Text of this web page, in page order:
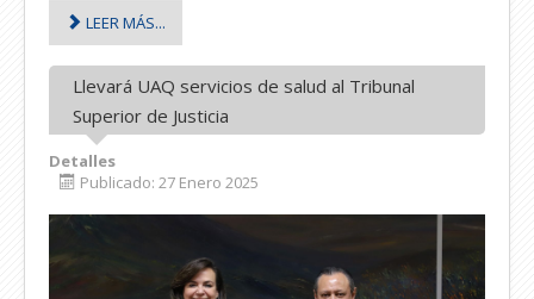
LEER MÁS...
Llevará UAQ servicios de salud al Tribunal
Superior de Justicia
Detalles
Publicado: 27 Enero 2025